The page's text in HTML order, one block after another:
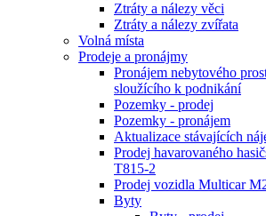
Ztráty a nálezy věci
Ztráty a nálezy zvířata
Volná místa
Prodeje a pronájmy
Pronájem nebytového
sloužícího k podnikání
Pozemky - prodej
Pozemky - pronájem
Aktualizace stávajících
Prodej havarovaného
T815-2
Prodej vozidla Multicar
Byty